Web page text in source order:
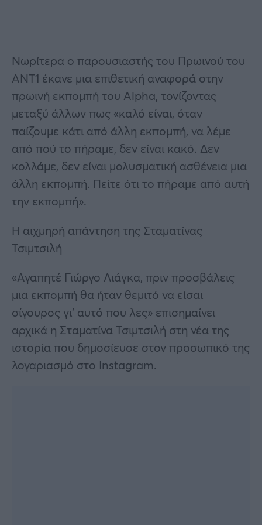
Νωρίτερα ο παρουσιαστής του Πρωινού του
ΑΝΤ1 έκανε μια επιθετική αναφορά στην
πρωινή εκπομπή του Alpha, τονίζοντας
μεταξύ άλλων πως «καλό είναι, όταν
παίζουμε κάτι από άλλη εκπομπή, να λέμε
από πού το πήραμε, δεν είναι κακό. Δεν
κολλάμε, δεν είναι μολυσματική ασθένεια μια
άλλη εκπομπή. Πείτε ότι το πήραμε από αυτή
την εκπομπή».
Η αιχμηρή απάντηση της Σταματίνας
Τσιμτσιλή
«Αγαπητέ Γιώργο Λιάγκα, πριν προσβάλεις
μια εκπομπή θα ήταν θεμιτό να είσαι
σίγουρος γι’ αυτό που λες» επισημαίνει
αρχικά η Σταματίνα Τσιμτσιλή στη νέα της
ιστορία που δημοσίευσε στον προσωπικό της
λογαριασμό στο Instagram.